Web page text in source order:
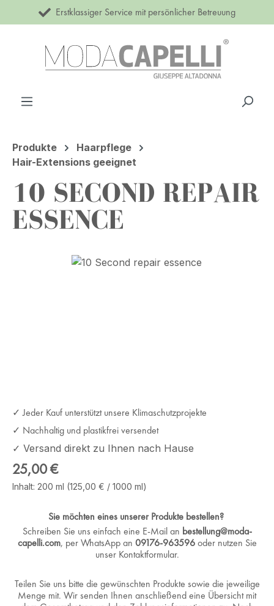
Zum Hauptinhalt springen
Erstklassiger Service mit persönlicher Betreuung
Produkte
Haarpflege
Hair-Extensions geeignet
10 SECOND REPAIR
ESSENCE
Bildergalerie überspringen
✓ Jeder Kauf unterstützt unsere Klimaschutzprojekte
✓ Nachhaltig und plastikfrei versendet
✓ Versand direkt zu Ihnen nach Hause
Regulärer Preis:
25,00 €
Inhalt: 200 ml (125,00 € / 1000 ml)
Sie möchten eines unserer Produkte bestellen?
Schreiben Sie uns einfach eine E-Mail an bestellung@moda-
capelli.com, per WhatsApp an 09176-963596oder nutzen Sie
unser Kontaktformular.
Teilen Sie uns bitte die gewünschten Produkte sowie die jeweilige
Menge mit. Wir senden Ihnen anschließend eine Übersicht mit